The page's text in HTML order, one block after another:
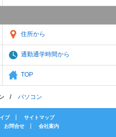
住所から
通勤通学時間から
TOP
パソコン
ブ
サイトマップ
お問合せ 会社案内